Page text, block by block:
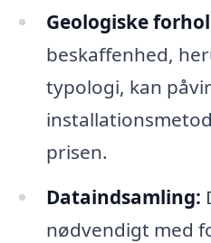
Geologiske
beskaffenhed,
typologi, kan
prisen.
Dataindsamling:
nødvendigt med